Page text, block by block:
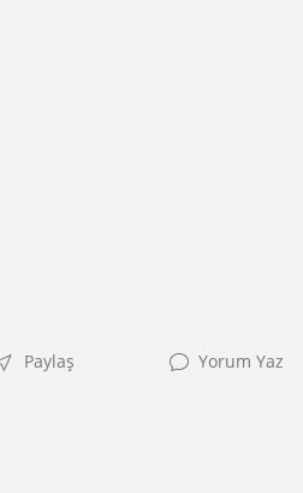
Paylaş Yorum Yaz